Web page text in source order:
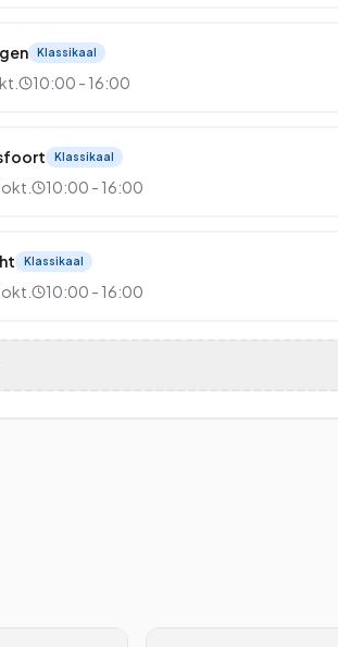
Klassikaal
10:00 - 16:00
Klassikaal
10:00 - 16:00
Klassikaal
10:00 - 16:00